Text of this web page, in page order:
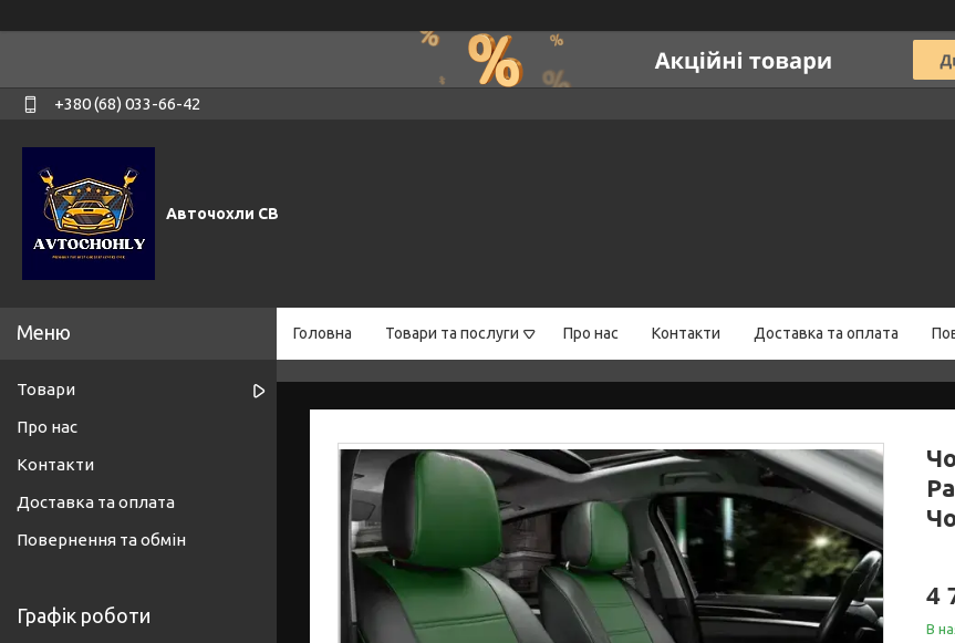
+380 (68) 033-66-42
Авточохли СВ
Головна Товари та послуги Про нас Контакти Доставка та оплата
4
В
Товари
Про нас
Контакти
Доставка та оплата
Повернення та обмін
Графік роботи